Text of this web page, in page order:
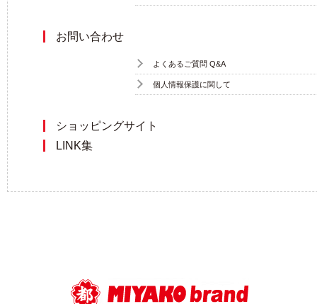
お問い合わせ
よくあるご質問 Q&A
個人情報保護に関して
ショッピングサイト
LINK集